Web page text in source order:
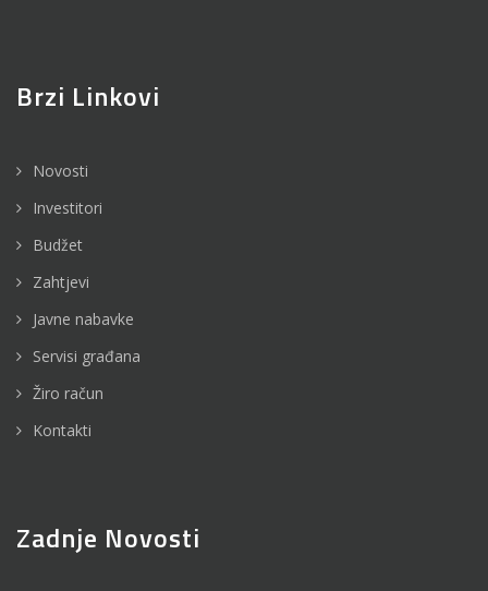
Brzi Linkovi
Novosti
Investitori
Budžet
Zahtjevi
Javne nabavke
Servisi građana
Žiro račun
Kontakti
Zadnje Novosti